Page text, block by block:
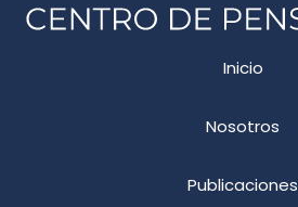
Inicio
Nosotros
Publicaciones